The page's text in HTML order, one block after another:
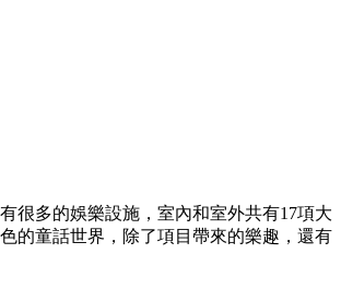
很多的娛樂設施，室內和室外共有17項大
的童話世界，除了項目帶來的樂趣，還有